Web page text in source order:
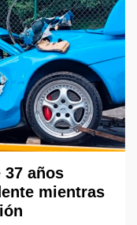
37 años
mientras